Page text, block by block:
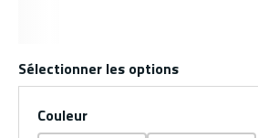
Sélectionner les options
Couleur